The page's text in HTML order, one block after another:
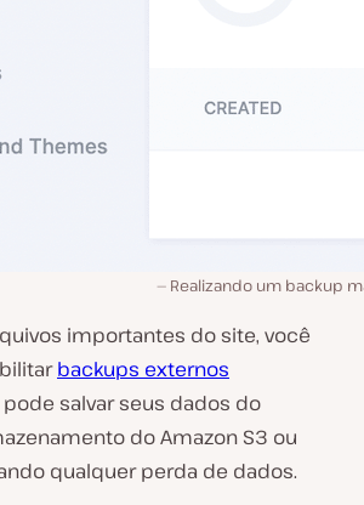
Realizando um backup
importantes do site, você
backups externos
pode salvar seus dados do
do Amazon S3 ou
qualquer perda de dados.